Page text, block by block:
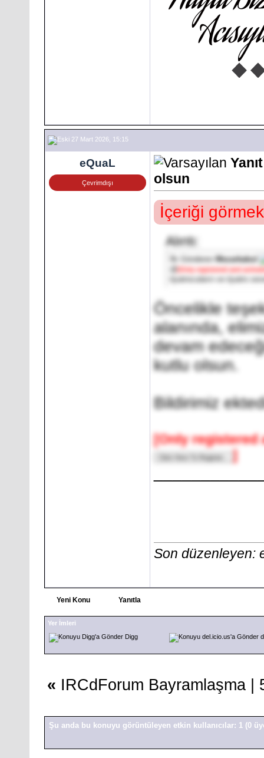
27 Mart 2026, 15:15
eQuaL
Çevrimdışı
olsun
İçeriği
Alıntı:
İlk Gönderen
Mezarkabul
@ [Only registered and
tiyatrocuların ve tiyatro
Öncelikle
alanında,
devam
kutlu olsun.
Bildirimiz
[Only registered
]
Son düzenleyen:
Yeni Konu Yanıtla
Yer İmleri
Digg
« IRCdForum Bayramlaşma
Şu anda bu konuyu görüntüleyen etkin kullanıcılar: 1 (0